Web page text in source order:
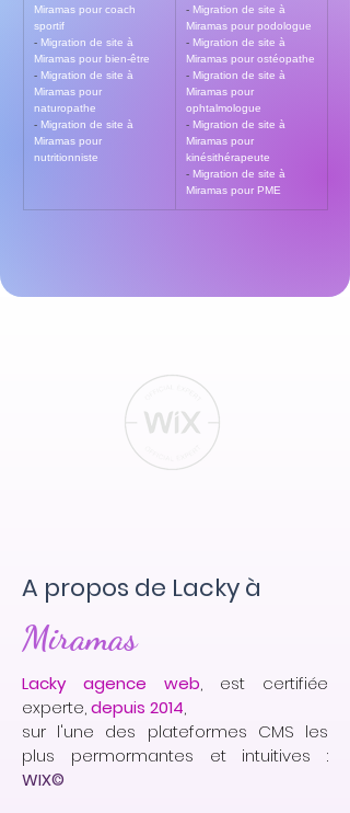
Miramas pour coach
sportif
- Migration de site à
Miramas pour bien-être
- Migration de site à
Miramas pour
naturopathe
- Migration de site à
Miramas pour
nutritionniste
- Migration de site à
Miramas pour podologue
- Migration de site à
Miramas pour ostéopathe
- Migration de site à
Miramas pour
ophtalmologue
- Migration de site à
Miramas pour
kinésithérapeute
- Migration de site à
Miramas pour PME
A propos de Lacky à
Miramas
Lacky agence web, est certifiée
experte,depuis 2014,
sur l'une des plateformes CMS les
plus permormantes et intuitives :
WIX©